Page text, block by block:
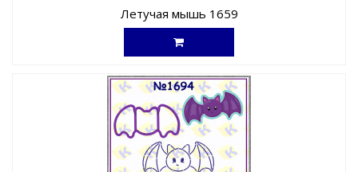
Летучая мышь 1659